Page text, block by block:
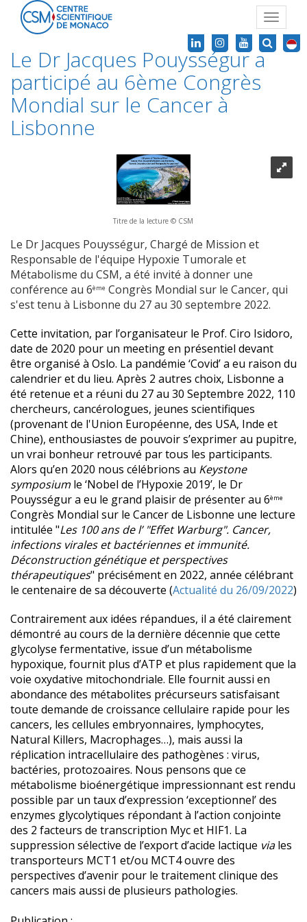
Toggle
Le Dr Jacques Pouysségur a
participé au 6ème Congrès
Mondial sur le Cancer à
Lisbonne
Titre de la lecture © CSM
Le Dr Jacques Pouysségur, Chargé de Mission et
Responsable de l'équipe Hypoxie Tumorale et
Métabolisme du CSM, a été invité à donner une
conférence au 6ème Congrès Mondial sur le Cancer, qui
s'est tenu à Lisbonne du 27 au 30 septembre 2022.
Cette invitation, par l’organisateur le Prof. Ciro Isidoro,
date de 2020 pour un meeting en présentiel devant
être organisé à Oslo. La pandémie ‘Covid’ a eu raison du
calendrier et du lieu. Après 2 autres choix, Lisbonne a
été retenue et a réuni du 27 au 30 Septembre 2022, 110
chercheurs, cancérologues, jeunes scientifiques
(provenant de l'Union Européenne, des USA, Inde et
Chine), enthousiastes de pouvoir s’exprimer au pupitre,
un vrai bonheur retrouvé par tous les participants.
Alors qu’en 2020 nous célébrions au Keystone
symposium le ‘Nobel de l’Hypoxie 2019’, le Dr
Pouysségur a eu le grand plaisir de présenter au 6ème
Congrès Mondial sur le Cancer de Lisbonne une lecture
intitulée "Les 100 ans de l’ "Effet Warburg". Cancer,
infections virales et bactériennes et immunité.
Déconstruction génétique et perspectives
thérapeutiques" précisément en 2022, année célébrant
le centenaire de sa découverte (Actualité du 26/09/2022)
Contrairement aux idées répandues, il a été clairement
démontré au cours de la dernière décennie que cette
glycolyse fermentative, issue d’un métabolisme
hypoxique, fournit plus d’ATP et plus rapidement que la
voie oxydative mitochondriale. Elle fournit aussi en
abondance des métabolites précurseurs satisfaisant
toute demande de croissance cellulaire rapide pour les
cancers, les cellules embryonnaires, lymphocytes,
Natural Killers, Macrophages…), mais aussi la
réplication intracellulaire des pathogènes : virus,
bactéries, protozoaires. Nous pensons que ce
métabolisme bioénergétique impressionnant est rendu
possible par un taux d’expression ‘exceptionnel’ des
enzymes glycolytiques répondant à l’action conjointe
des 2 facteurs de transcription Myc et HIF1. La
suppression sélective de l’export d’acide lactique viales
transporteurs MCT1 et/ou MCT4 ouvre des
perspectives d’avenir pour le traitement clinique des
cancers mais aussi de plusieurs pathologies.